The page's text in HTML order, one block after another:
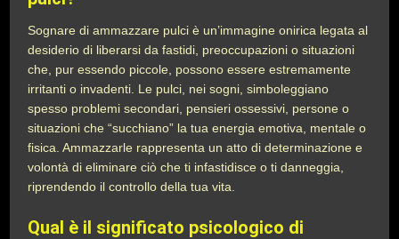
Sognare di ammazzare pulci è un’immagine onirica legata al
desiderio di liberarsi da fastidi, preoccupazioni o situazioni
che, pur essendo piccole, possono essere estremamente
irritanti o invadenti. Le pulci, nei sogni, simboleggiano
spesso problemi secondari, pensieri ossessivi, persone o
situazioni che “succhiano” la tua energia emotiva, mentale o
fisica. Ammazzarle rappresenta un atto di determinazione e
volontà di eliminare ciò che ti infastidisce o ti danneggia,
riprendendo il controllo della tua vita.
Qual è il significato psicologico di